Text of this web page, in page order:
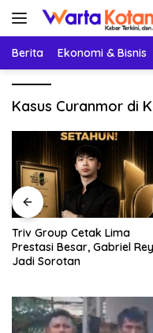
Langsung
Berita Ekonomi & Bisnis
Kasus Curanmor di
Triv Group Cetak Lima
Prestasi Besar, Gabriel Rey
Jadi Sorotan